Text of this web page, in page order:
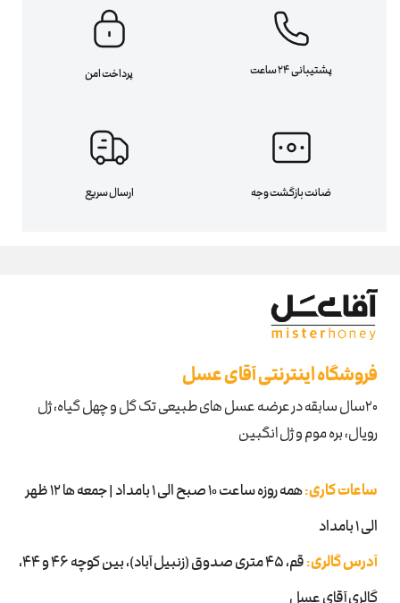
پشتیبانی 24 ساعت پرداخت امن
ضانت بازگشت وجه ارسال سریع
فروشگاه اینترنتی آقای عسل
۲۰سال سابقه در عرضه عسل های طبیعی تک گل و چهل گیاه، ژل
رویال، بره موم و ژل انگبین
ساعات کاری:
همه روزه ساعت 10 صبح الی 1 بامداد | جمعه ها 12 ظهر
الی 1 بامداد
آدرس گالری:
قم، ۴۵ متری صدوق (زنبیل آباد)، بین کوچه 46 و 44،